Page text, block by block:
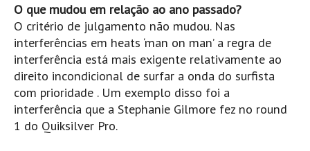
Carcavelos HD
Carcavelos Secret HD
Carcavelos - Calhau
COSTA DA CAPARICA HD
Costa da Caparica - C.I.Surf HD
Costa da Caparica - Praia Norte HD
O que mudou em relação ao ano passado?
O critério de julgamento não mudou. Nas
interferências em heats ‘man on man’ a regra de
interferência está mais exigente relativamente ao
direito incondicional de surfar a onda do surfista
com prioridade . Um exemplo disso foi a
interferência que a Stephanie Gilmore fez no round
1 do Quiksilver Pro.